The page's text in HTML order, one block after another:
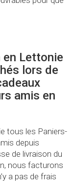
en Lettonie
lors de
amis en
tous les Paniers-
depuis
de livraison du
nous facturons
a pas de frais